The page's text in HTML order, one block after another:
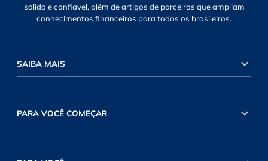
sólido e confiável, além de artigos de parceiros que ampliam
conhecimentos financeiros para todos os brasileiros.
SAIBA MAIS
PARA VOCÊ COMEÇAR